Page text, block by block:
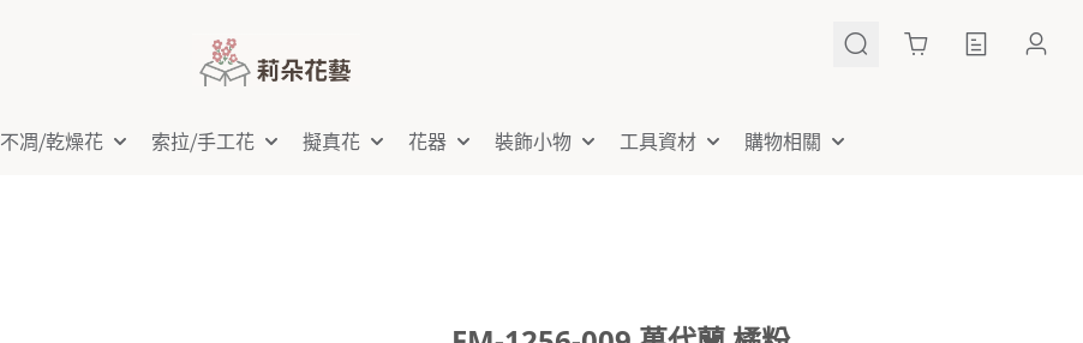
Cart
不凋⧸乾燥花 索拉⧸手工花 擬真花 花器 裝飾小物 工具資材 購物相關